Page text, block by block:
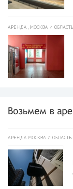
АРЕНДА , МОСКВА И ОБЛАСТЬ
Возьмем в
АРЕНДА МОСКВА И ОБЛАСТЬ